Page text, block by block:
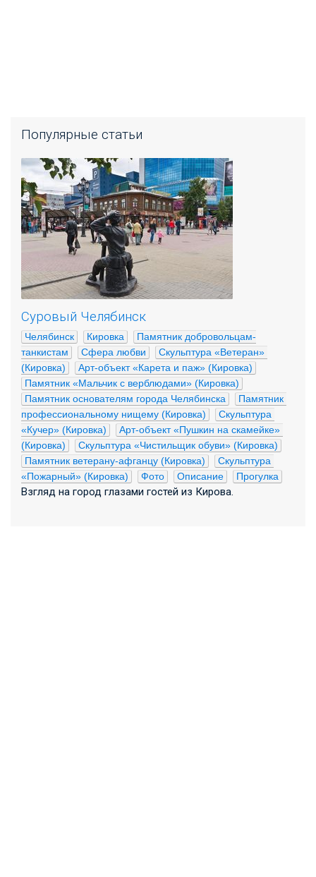
Популярные статьи
Суровый Челябинск
Челябинск Кировка
Памятник добровольцам-
танкистам
Сфера любви
Скульптура «Ветеран»
(Кировка)
Арт-объект «Карета и паж» (Кировка)
Памятник «Мальчик с верблюдами» (Кировка)
Памятник основателям города Челябинска
Памятник
профессиональному нищему (Кировка)
Скульптура
«Кучер» (Кировка)
Арт-объект «Пушкин на скамейке»
(Кировка)
Скульптура «Чистильщик обуви» (Кировка)
Памятник ветерану-афганцу (Кировка)
Скульптура
«Пожарный» (Кировка)
Фото Описание Прогулка
Взгляд на город глазами гостей из Кирова.